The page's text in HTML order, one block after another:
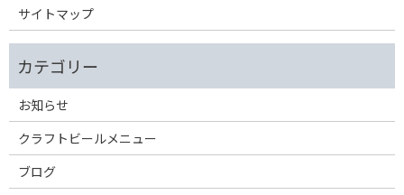
サイトマップ
お知らせ
クラフトビールメニュー
ブログ